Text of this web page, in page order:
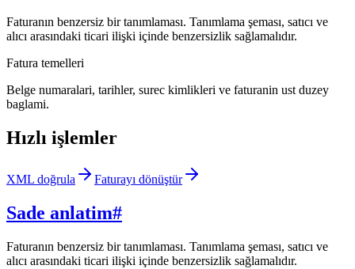
Faturanın benzersiz bir tanımlaması. Tanımlama şeması, satıcı ve
alıcı arasındaki ticari ilişki içinde benzersizlik sağlamalıdır.
Fatura temelleri
Belge numaralari, tarihler, surec kimlikleri ve faturanin ust duzey
baglami.
Hızlı işlemler
XML doğrula Faturayı dönüştür
Sade anlatim#
Faturanın benzersiz bir tanımlaması. Tanımlama şeması, satıcı ve
alıcı arasındaki ticari ilişki içinde benzersizlik sağlamalıdır.